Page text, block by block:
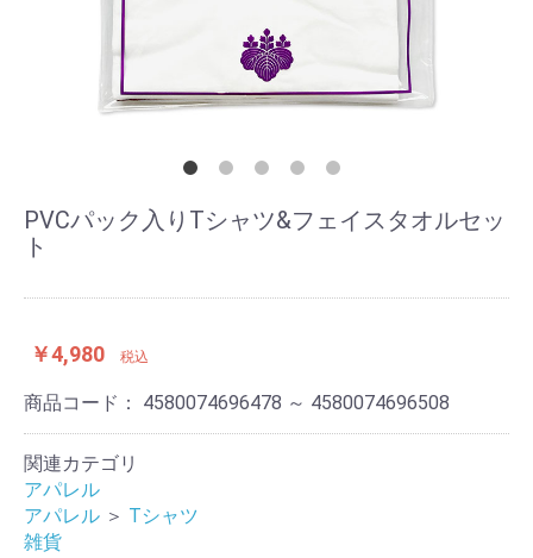
PVCパック入りTシャツ&フェイスタオルセッ
ト
￥4,980 税込
商品コード： 4580074696478 ～ 4580074696508
関連カテゴリ
アパレル
アパレル ＞ Tシャツ
雑貨